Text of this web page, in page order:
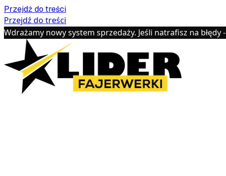
Przejdź do treści
Przejdź do treści
Wdrażamy nowy system sprzedaży. Jeśli natrafisz na